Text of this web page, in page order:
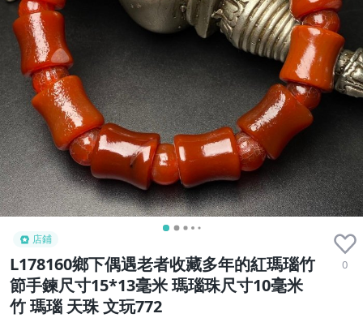
店鋪
L178160鄉下偶遇老者收藏多年的紅瑪瑙竹
節手鍊尺寸15*13毫米 瑪瑙珠尺寸10毫米
竹 瑪瑙 天珠 文玩772
0